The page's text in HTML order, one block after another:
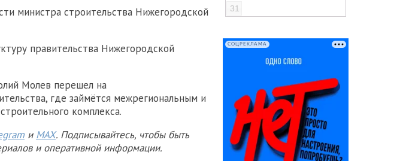
министра строительства Нижегородской
правительства Нижегородской
Молев перешел на
где займётся межрегиональным и
комплекса.
и MAX. Подписывайтесь, чтобы быть
и оперативной информации.
31
СОЦРЕКЛАМА